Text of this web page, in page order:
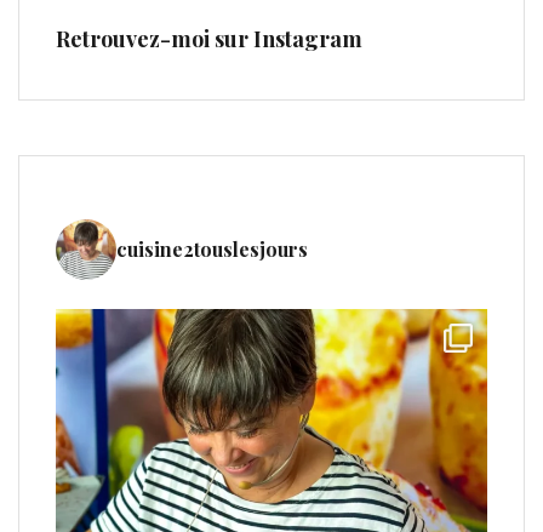
Retrouvez-moi sur Instagram
cuisine2touslesjours